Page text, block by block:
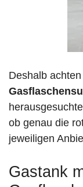
Deshalb
ob genau die
jeweiligen
Gastank